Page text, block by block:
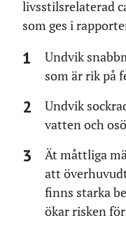
livsstilsrelaterad
som ges i
Undvik
som är rik på
Undvik
vatten och
Ät måttliga
att
finns starka
ökar risken